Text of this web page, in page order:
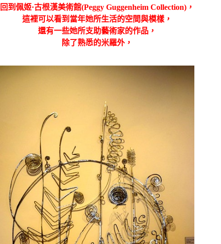
回到佩姬·古根漢美術館(Peggy Guggenheim Collection)，
這裡可以看到當年她所生活的空間與模樣，
還有一些她所支助藝術家的作品，
除了熟悉的米羅外，